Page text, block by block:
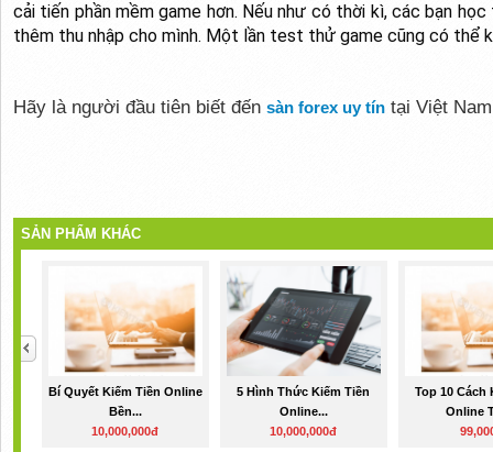
cải tiến phần mềm game hơn. Nếu như có thời kì, các bạn
thêm thu nhập cho mình. Một lần test thử game cũng có thể
Hãy là người đầu tiên biết đến sàn forex uy tíntại Việt Nam
SẢN PHẨM KHÁC
Bí Quyết Kiếm Tiền Online
Bền...
10,000,000đ
5 Hình Thức Kiếm Tiền
Online...
10,000,000đ
Top 10 Cách
Online